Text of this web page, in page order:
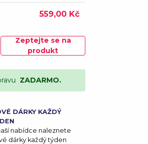
559,00 Kč
Zeptejte se na
produkt
ZADARMO.
DÁRKY KAŽDÝ
nabídce naleznete
dárky každý týden